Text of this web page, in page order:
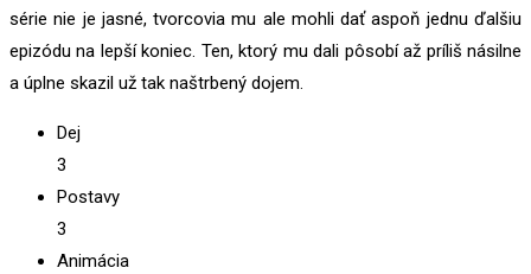
série nie je jasné, tvorcovia mu ale mohli dať aspoň jednu ďalšiu
epizódu na lepší koniec. Ten, ktorý mu dali pôsobí až príliš násilne
a úplne skazil už tak naštrbený dojem.
Dej
3
Postavy
3
Animácia